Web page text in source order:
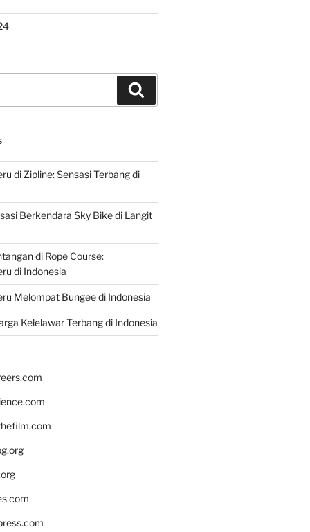
di Zipline: Sensasi Terbang di
Berkendara Sky Bike di Langit
di Rope Course:
di Indonesia
Melompat Bungee di Indonesia
Kelelawar Terbang di Indonesia